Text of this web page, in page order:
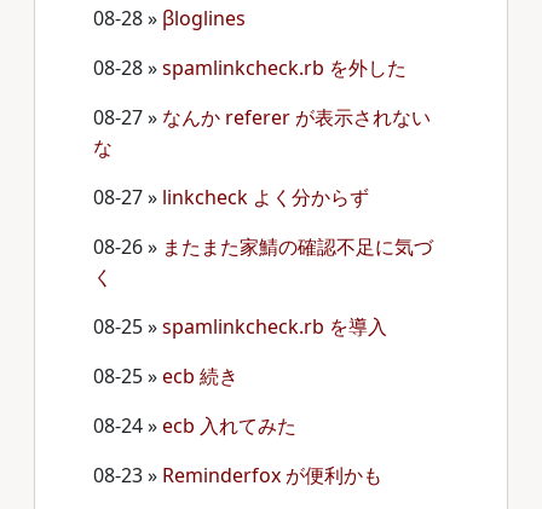
08-28» βloglines
08-28»spamlinkcheck.rb を外した
08-27» なんか referer が表示されない
な
08-27» linkcheck よく分からず
08-26» またまた家鯖の確認不足に気づ
く
08-25»spamlinkcheck.rb を導入
08-25»ecb 続き
08-24»ecb 入れてみた
08-23» Reminderfox が便利かも